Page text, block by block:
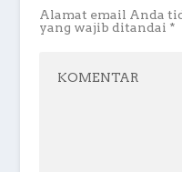
Alamat email Anda
yang wajib ditandai *